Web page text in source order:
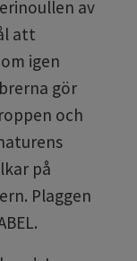
av
att
igen
gör
och
på
Plaggen